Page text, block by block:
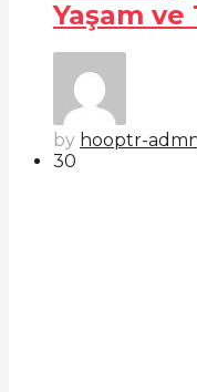
Yaşam
by hooptr-
30